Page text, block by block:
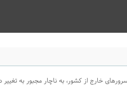
خارج از کشور، به ناچار مجبور به